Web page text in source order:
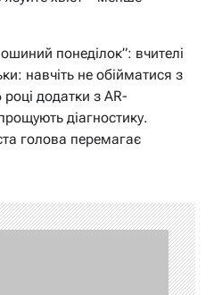
понеділок”: вчителі
навчіть не обійматися з
додатки з AR-
діагностику.
голова перемагає